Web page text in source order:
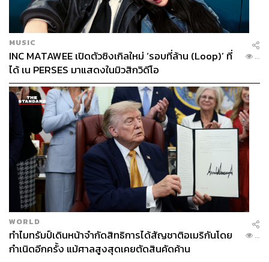
MUSIC
INC MATAWEE เปิดตัวซิงเกิลใหม่ ‘รอบที่ล้าน (Loop)’ ที่
ได้ เน PERSES มาแสดงในมิวสิกวิดีโอ
...
WORLD
ทำไมทรัมป์เดินหน้าจำกัดสิทธิการได้สัญชาติอเมริกันโดย
กำเนิดอีกครั้ง แม้ศาลสูงสุดเคยตัดสินคัดค้าน
...